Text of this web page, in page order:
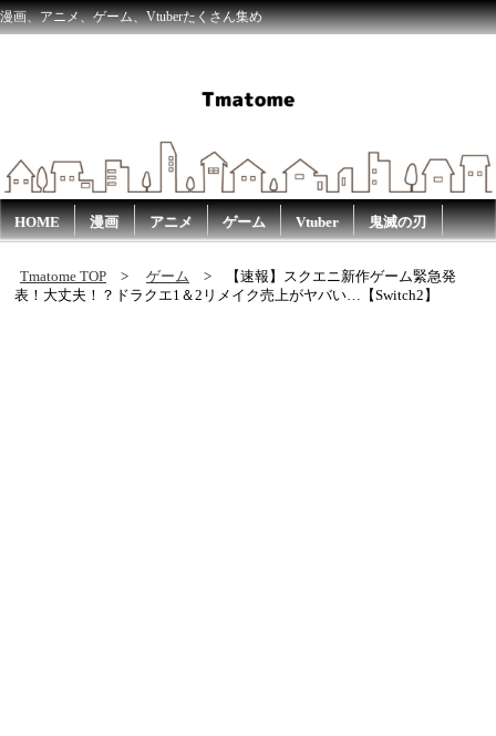
漫画、アニメ、ゲーム、Vtuberたくさん集め
HOME 漫画 アニメ ゲーム Vtuber 鬼滅の刃
Tmatome TOP ゲーム
【速報】スクエニ新作ゲーム緊急発
表！大丈夫！？ドラクエ1＆2リメイク売上がヤバい…【Switch2】